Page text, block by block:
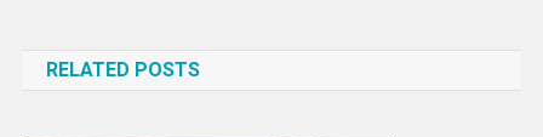
RELATED POSTS